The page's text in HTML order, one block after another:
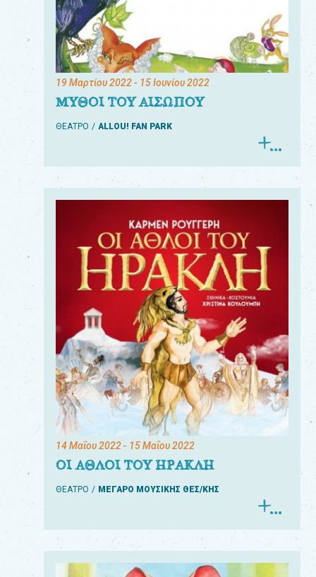
19 Μαρτίου 2022- 15 Ιουνίου 2022
ΜΥΘΟΙ ΤΟΥ ΑΙΣΩΠΟΥ
ΘΕΑΤΡΟ ALLOU! FAN PARK
14 Μαΐου 2022- 15 Μαΐου 2022
ΟΙ ΑΘΛΟΙ ΤΟΥ ΗΡΑΚΛΗ
ΘΕΑΤΡΟ ΜΕΓΑΡΟ ΜΟΥΣΙΚΗΣ ΘΕΣ/ΚΗΣ